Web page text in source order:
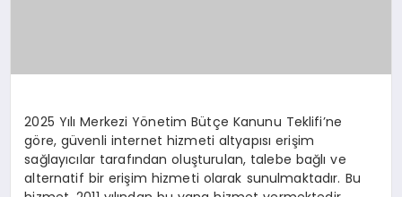
2025 Yılı Merkezi Yönetim Bütçe Kanunu Teklifi’ne
göre, güvenli internet hizmeti altyapısı erişim
sağlayıcılar tarafından oluşturulan, talebe bağlı ve
alternatif bir erişim hizmeti olarak sunulmaktadır. Bu